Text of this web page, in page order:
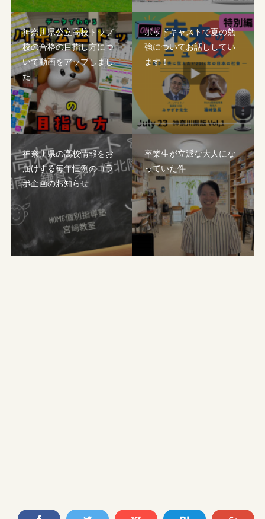
神奈川県公立高校トップ
校の合格の目指し方につ
いて動画をアップしまし
た
ポッドキャストで夏の勉
強についてお話ししてい
ます！
神奈川県の高校情報をお
届けする毎年恒例のコラ
ボ企画のお知らせ
卒業生が立派な大人にな
っていた件